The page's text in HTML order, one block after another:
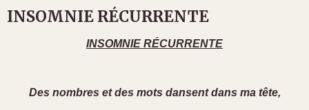
INSOMNIE RÉCURRENTE
INSOMNIE RÉCURRENTE
Des nombres et des mots dansent dans ma tête,